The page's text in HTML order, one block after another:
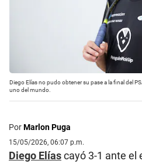
Diego Elías no pudo obtener su pase a la final del
uno del mundo.
PorMarlon Puga
15/05/2026, 06:07 p.m.
Diego Elíascayó 3-1 ante el